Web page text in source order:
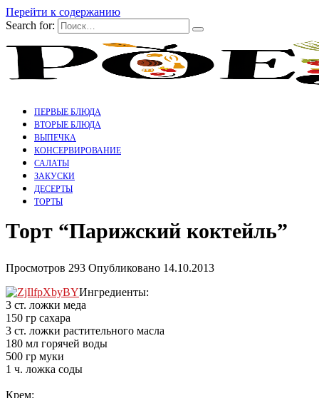
Перейти к содержанию
Search for:
ПЕРВЫЕ БЛЮДА
ВТОРЫЕ БЛЮДА
ВЫПЕЧКА
КОНСЕРВИРОВАНИЕ
САЛАТЫ
ЗАКУСКИ
ДЕСЕРТЫ
ТОРТЫ
Торт “Парижский коктейль”
Просмотров 293 Опубликовано 14.10.2013
Ингредиенты:
3 ст. ложки меда
150 гр сахара
3 ст. ложки растительного масла
180 мл горячей воды
500 гр муки
1 ч. ложка соды
Крем: